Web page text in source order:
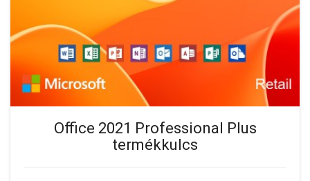
Office 2021 Professional Plus
termékkulcs